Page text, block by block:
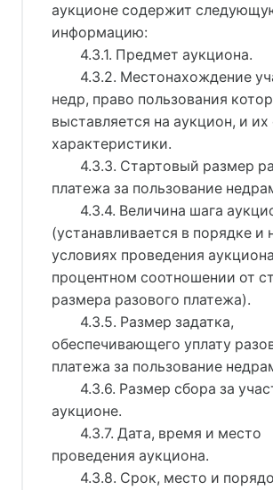
аукционе содержит
информацию:
4.3.1. Предмет аукциона.
4.3.2. Местонахождение
недр, право пользования
выставляется на аукцион, и
характеристики.
4.3.3. Стартовый размер
платежа за пользование
4.3.4. Величина шага
(устанавливается в порядке и
условиях проведения
процентном соотношении от
размера разового платежа).
4.3.5. Размер задатка,
обеспечивающего уплату
платежа за пользование
4.3.6. Размер сбора за
аукционе.
4.3.7. Дата, время и место
проведения аукциона.
4.3.8. Срок, место и